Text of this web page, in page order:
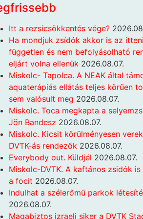
Itt a rezsicsökkentés vége?
Ha mondjuk zsídók akkor is az itteni
független és nem befolyásolható
eljárt volna ellenük 2026.08.07.
Miskolc- Tapolca. A NEAK által
aquaterápiás ellátás teljes körűen
sem valósult meg 2026.08.07.
Miskolc. Toca megkapta a
Jön Bandesz 2026.08.07.
Miskolc. Kicsit körülményesen
DVTK-ás rendezők 2026.08.07.
Everybody out. Küldjél 2026.08.07.
Miskolc-DVTK. A kaftános zsidók is
a focit 2026.08.07.
Indulhat a szélerőmű parkok
2026.08.07.
Magabiztos izraeli siker a DVTK